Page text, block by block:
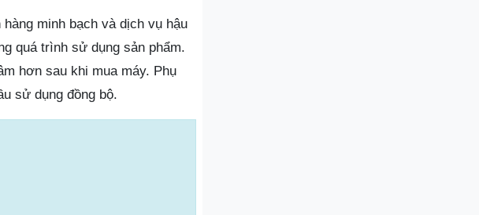
minh bạch và dịch vụ hậu
quá trình sử dụng sản phẩm.
hơn sau khi mua máy. Phụ
sử dụng đồng bộ.